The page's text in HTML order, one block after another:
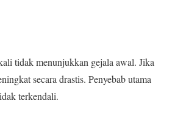
tidak menunjukkan gejala awal. Jika
secara drastis. Penyebab utama
terkendali.